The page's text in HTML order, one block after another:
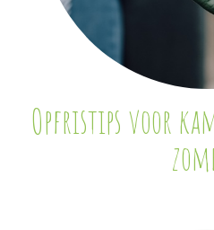
Opfristips voor